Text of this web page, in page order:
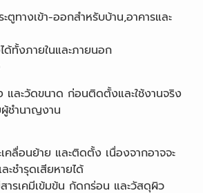
ตูทางเข้า-ออกสำหรับบ้าน,อาคารและ
ด้ทั้งภายในและภายนอก
ละวัดขนาด ก่อนติดตั้งและใช้งานจริง
ชำนาญงาน
คลื่อนย้าย และติดตั้ง เนื่องจากอาจจะ
ะชำรุดเสียหายได้
ารเคมีเข้มข้น กัดกร่อน และวัสดุผิว